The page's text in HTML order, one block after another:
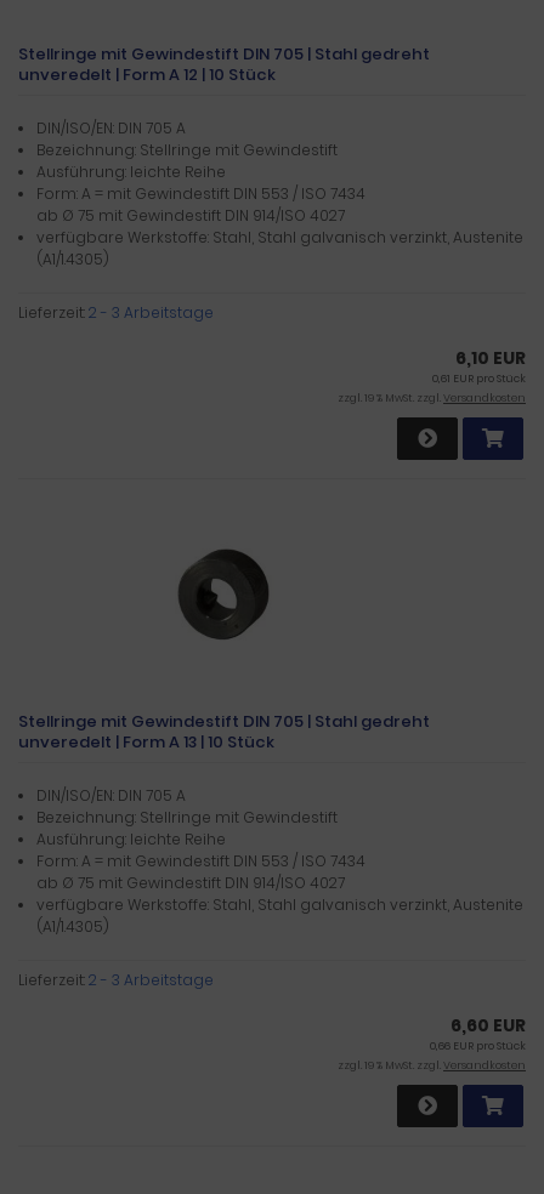
Stellringe mit Gewindestift DIN 705 | Stahl gedreht
unveredelt | Form A 12 | 10 Stück
DIN/ISO/EN: DIN 705 A
Bezeichnung: Stellringe mit Gewindestift
Ausführung: leichte Reihe
Form: A = mit Gewindestift DIN 553 / ISO 7434
ab Ø 75 mit Gewindestift DIN 914/ISO 4027
verfügbare Werkstoffe: Stahl, Stahl galvanisch verzinkt, Austenite
(A1/1.4305)
Lieferzeit:2 - 3 Arbeitstage
6,10 EUR
0,61 EUR pro Stück
zzgl. 19 % MwSt. zzgl.Versandkosten
Stellringe mit Gewindestift DIN 705 | Stahl gedreht
unveredelt | Form A 13 | 10 Stück
DIN/ISO/EN: DIN 705 A
Bezeichnung: Stellringe mit Gewindestift
Ausführung: leichte Reihe
Form: A = mit Gewindestift DIN 553 / ISO 7434
ab Ø 75 mit Gewindestift DIN 914/ISO 4027
verfügbare Werkstoffe: Stahl, Stahl galvanisch verzinkt, Austenite
(A1/1.4305)
Lieferzeit:2 - 3 Arbeitstage
6,60 EUR
0,66 EUR pro Stück
zzgl. 19 % MwSt. zzgl.Versandkosten